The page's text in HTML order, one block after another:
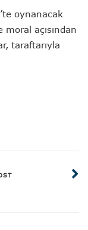
oynanacak
açısından
taraftarıyla